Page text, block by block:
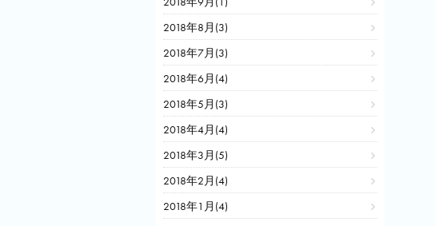
2018年8月(3)
2018年7月(3)
2018年6月(4)
2018年5月(3)
2018年4月(4)
2018年3月(5)
2018年2月(4)
2018年1月(4)